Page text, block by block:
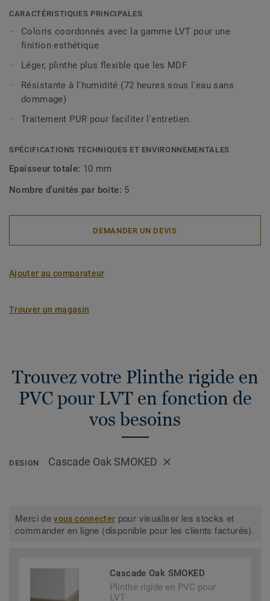
décoratives sont compatibles avec tous nos revêtements
LVT (à coller, à cliquer et en pose libre).
CARACTÉRISTIQUES PRINCIPALES
Coloris coordonnés avec la gamme LVT pour une
finition esthétique
Léger, plinthe plus flexible que les MDF
Résistante à l'humidité (72 heures sous l'eau sans
dommage)
Traitement PUR pour faciliter l'entretien.
SPÉCIFICATIONS TECHNIQUES ET ENVIRONNEMENTALES
Epaisseur totale: 10 mm
Nombre d'unités par boite: 5
DEMANDER UN DEVIS
Ajouter au comparateur
Trouver un magasin
Trouvez votre Plinthe rigide en
PVC pour LVT en fonction de
vos besoins
DESIGN Cascade Oak SMOKED
Merci devous connecter pour visualiser les stocks et
commander en ligne (disponible pour les clients facturés).
Cascade Oak SMOKED
Plinthe rigide en PVC pour
LVT